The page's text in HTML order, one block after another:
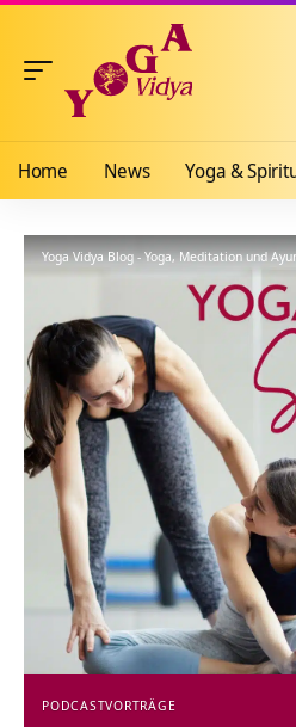
Home News Yoga &
Yoga Vidya Blog - Yoga, Meditation und
PODCASTVORTRÄGE